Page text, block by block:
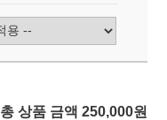
총 상품 금액 250,000원